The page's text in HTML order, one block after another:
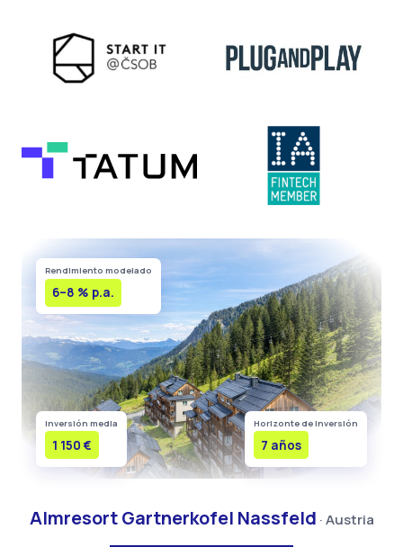
Rendimiento modelado
6–8 % p.a.
Inversión media
1 150 €
Horizonte de inversión
7 años
Almresort Gartnerkofel Nassfeld · Austria